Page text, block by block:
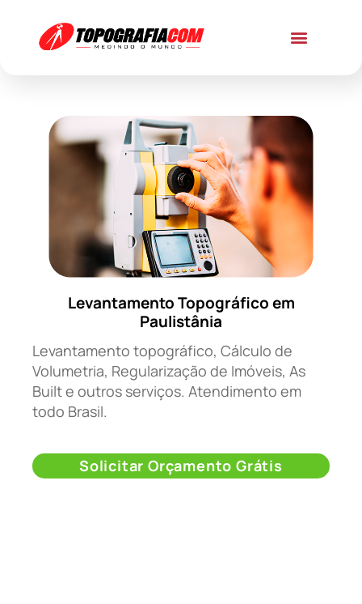
Levantamento Topográfico em
Paulistânia
Levantamento topográfico, Cálculo de
Volumetria, Regularização de Imóveis, As
Built e outros serviços. Atendimento em
todo Brasil.
Solicitar Orçamento Grátis